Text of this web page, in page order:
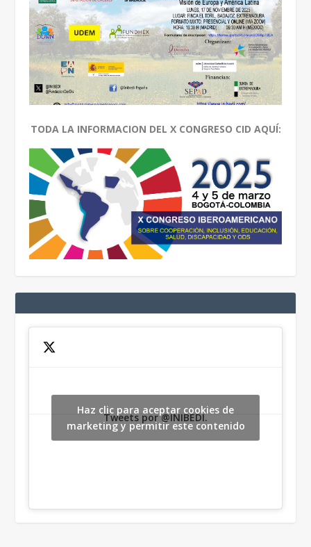
TODA LA INFORMACION DEL X CONGRESO CID AQUÍ:
Tweets por @INIBEDI.
Haz clic para aceptar cookies de
marketing y permitir este contenido